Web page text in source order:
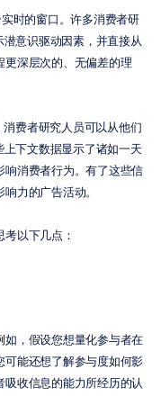
时的窗口。许多消费者研
意识驱动因素，并直接从
深层次的、无偏差的理
费者研究人员可以从他们
下文数据显示了诸如一天
消费者行为。有了这些信
力的广告活动。
以下几点：
，假设您想量化参与者在
能还想了解参与度如何影
收信息的能力所经历的认